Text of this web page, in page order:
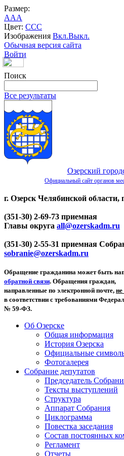
Размер:
AAA
Цвет: CCC
Изображения Вкл.Выкл.
Обычная версия сайта
Войти
Поиск
Все результаты
Озерский
Официальный сайт органов
г. Озерск Челябинской области,
(351-30) 2-69-73 приемная
Главы округа all@ozerskadm.ru
(351-30) 2-55-31 приемная
sobranie@ozerskadm.ru
Обращение гражданина может быть
обратной связи. Обращения граждан,
направленные по электронной почте,
в соответствии с требованиями
№ 59-ФЗ.
Об Озерске
Общая информация
История Озерска
Официальные
Фотогалерея
Собрание депутатов
Председатель
Тексты выступлений
Структура
Аппарат Собрания
Циклограмма
Повестка заседания
Состав постоянных
Регламент
Отчеты